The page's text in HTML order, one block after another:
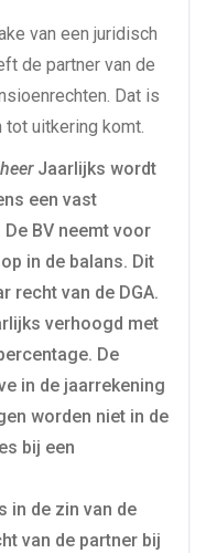
van een juridisch
de partner van de
Dat is
uitkering komt.
Jaarlijks wordt
een vast
BV neemt voor
in de balans. Dit
recht van de DGA.
verhoogd met
De
in de jaarrekening
worden niet in de
bij een
in de zin van de
van de partner bij